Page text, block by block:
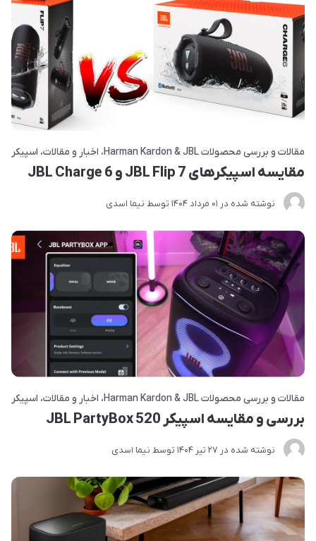
مقالات و بررسی محصولات Harman Kardon & JBL اخبار و مقالات اسپیکر
مقایسه اسپیکرهای JBL Flip 7 و JBL Charge 6
نوشته شده در 01 مرداد 1404 توسط نیما اسدی
مقالات و بررسی محصولات Harman Kardon & JBL اخبار و مقالات اسپیکر
بررسی و مقایسه اسپیکر JBL PartyBox 520
نوشته شده در 27 تير 1404 توسط نیما اسدی